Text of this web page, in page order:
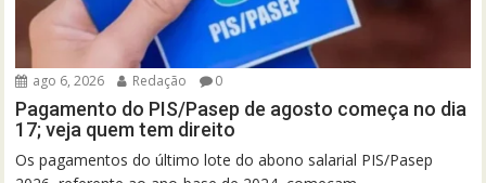
ago 6, 2026 Redação 0
Pagamento do PIS/Pasep de agosto começa no dia
17; veja quem tem direito
Os pagamentos do último lote do abono salarial PIS/Pasep